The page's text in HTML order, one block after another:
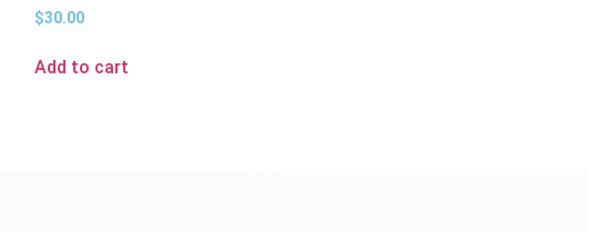
$30.00
Add to cart